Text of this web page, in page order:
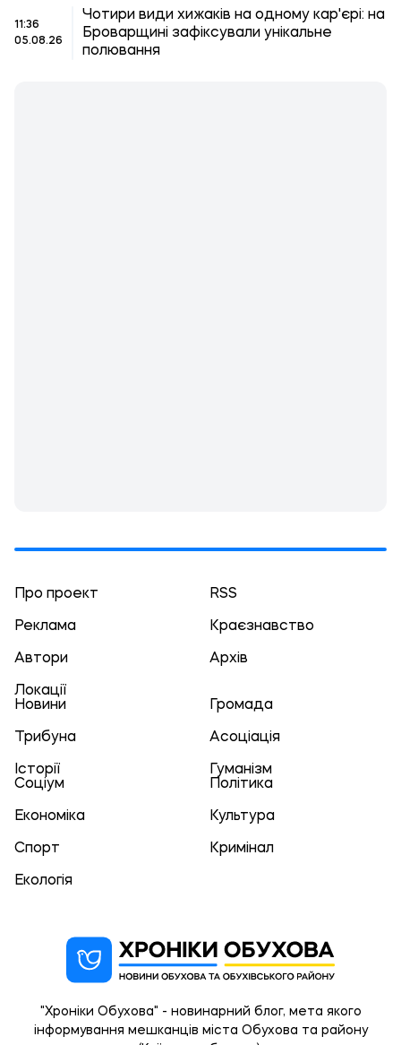
11:36
05.08.26
Чотири види хижаків на одному кар'єрі: на
Броварщині зафіксували унікальне
полювання
Про проект RSS
Реклама Краєзнавство
Автори Архів
Локації
Новини
Громада
Трибуна Асоціація
Історії
Гуманізм
Соціум
Політика
Економіка Культура
Спорт Кримінал
Екологія
"Хроніки Обухова" - новинарний блог, мета якого
інформування мешканців міста Обухова та району